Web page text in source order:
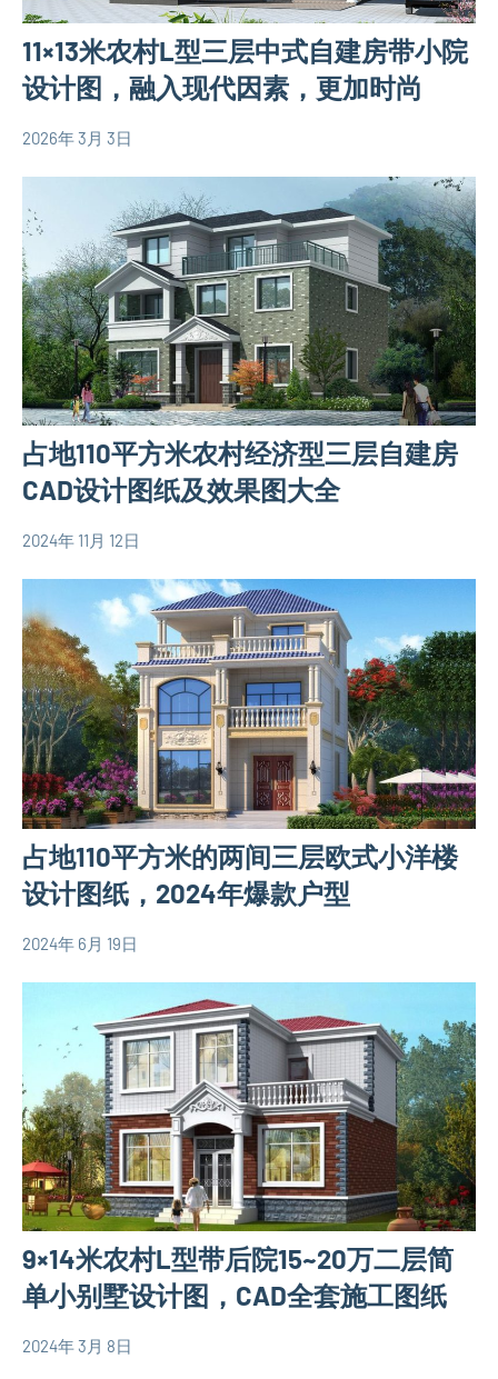
平
米
别
墅
设
三
别
墅
设
计
图
式
别
设
计
图
11×13米农村L型三层中式自建房带小院
设计图，融入现代因素，更加时尚
平
米
别
墅
设
计
图
120
平
米
别
墅
设
三
层
别
墅
设
计
图
中
式
别
设
计
2026年 3月 3日
yacool
占地110平方米农村经济型三层自建房
CAD设计图纸及效果图大全
米
别
墅
设
计
图
三
层
别
墅
设
计
屋
设
计
图
2024年 11月 12日
yacool
占地110平方米的两间三层欧式小洋楼
设计图纸，2024年爆款户型
平
别
设
计
图
三
层
别
墅
设
计
2024年 6月 19日
yacool
9×14米农村L型带后院15~20万二层简
单小别墅设计图，CAD全套施工图纸
2024年 3月 8日
yacool